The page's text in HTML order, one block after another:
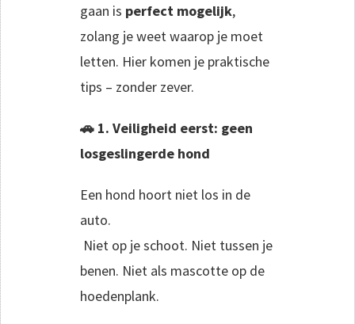
gaan is perfect mogelijk,
zolang je weet waarop je moet
letten. Hier komen je praktische
tips – zonder zever.
🚗 1. Veiligheid eerst: geen
losgeslingerde hond
Een hond hoort niet los in de
auto.
Niet op je schoot. Niet tussen je
benen. Niet als mascotte op de
hoedenplank.